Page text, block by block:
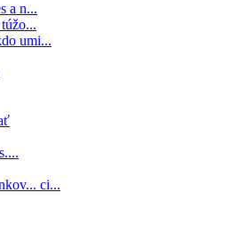
a n...
umi...
ci...